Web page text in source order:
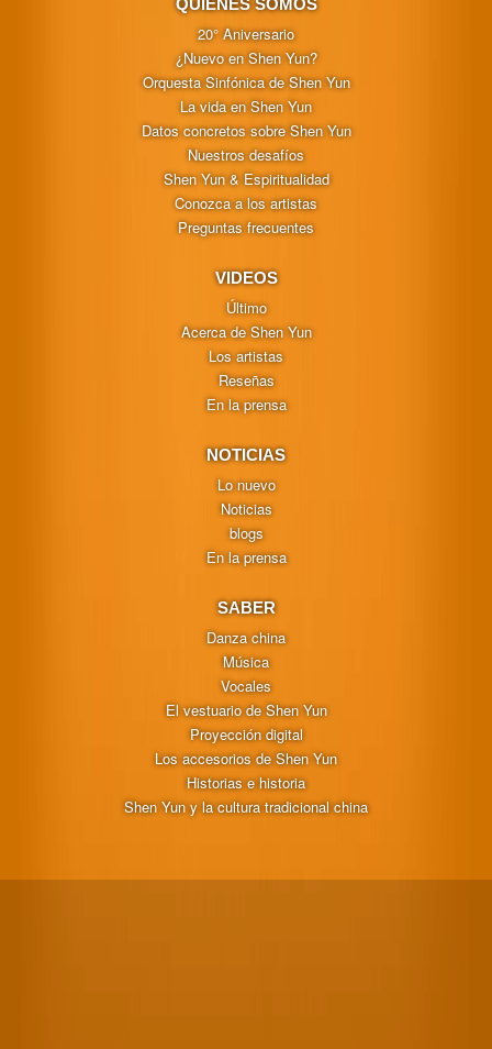
20° Aniversario
¿Nuevo en Shen Yun?
Orquesta Sinfónica de Shen Yun
La vida en Shen Yun
Datos concretos sobre Shen Yun
Nuestros desafíos
Shen Yun & Espiritualidad
Conozca a los artistas
Preguntas frecuentes
VIDEOS
Último
Acerca de Shen Yun
Los artistas
Reseñas
En la prensa
NOTICIAS
Lo nuevo
Noticias
blogs
En la prensa
SABER
Danza china
Música
Vocales
El vestuario de Shen Yun
Proyección digital
Los accesorios de Shen Yun
Historias e historia
Shen Yun y la cultura tradicional china